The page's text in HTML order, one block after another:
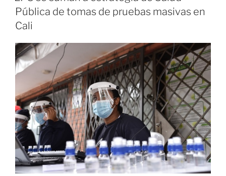
para
forma
salir
de
casa’
desde
el
8
de
febrero»
Pública de tomas de pruebas masivas en
Cali